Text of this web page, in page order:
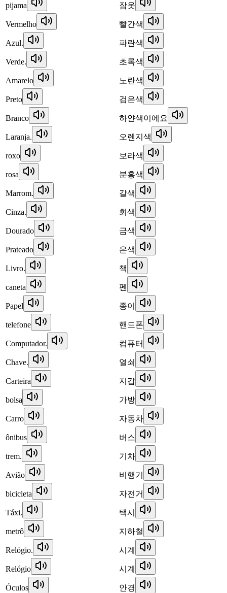
pijama 잠옷
Vermelho 빨간색
Azul. 파란색
Verde. 초록색
Amarelo 노란색
Preto 검은색
Branco 하얀색이에요
Laranja. 오렌지색
roxo 보라색
rosa 분홍색
Marrom. 갈색
Cinza. 회색
Dourado 금색
Prateado 은색
Livro. 책
caneta 펜
Papel 종이
telefone 핸드폰
Computador. 컴퓨터
Chave. 열쇠
Carteira 지갑
bolsa 가방
Carro 자동차
ônibus 버스
trem. 기차
Avião 비행기
bicicleta 자전거
Táxi. 택시
metrô 지하철
Relógio. 시계
Relógio 시계
Óculos 안경